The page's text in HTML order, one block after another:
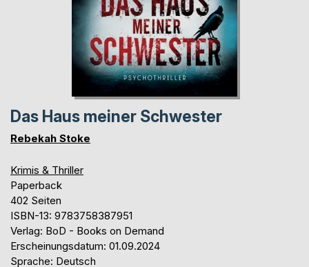
Das Haus meiner Schwester
Rebekah Stoke
Krimis & Thriller
Paperback
402 Seiten
ISBN-13: 9783758387951
Verlag: BoD - Books on Demand
Erscheinungsdatum: 01.09.2024
Sprache: Deutsch